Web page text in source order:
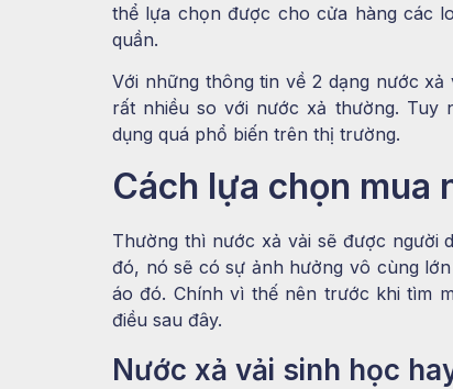
thể lựa chọn được cho cửa hàng các
quần.
Với những thông tin về 2 dạng nước
rất nhiều so với nước xả thường. Tuy
dụng quá phổ biến trên thị trường.
Cách lựa chọn mua
Thường thì nước xả vải sẽ được người
đó, nó sẽ có sự ảnh hưởng vô cùng
áo đó. Chính vì thế nên trước khi tìm
điều sau đây.
Nước xả vải sinh học